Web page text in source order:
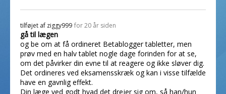
tilføjet af ziggy999 for 20 år siden
gå til lægen
og be om at få ordineret Betablogger tabletter, men
prøv med en halv tablet nogle dage forinden for at se,
om det påvirker din evne til at reagere og ikke sløver dig.
Det ordineres ved eksamensskræk og kan i visse tilfælde
have en gavnlig effekt.
Din læge ved godt hvad det drejer sig om, så han/hun